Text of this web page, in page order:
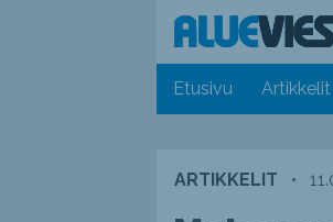
Etusivu Artikkelit
ARTIKKELIT •